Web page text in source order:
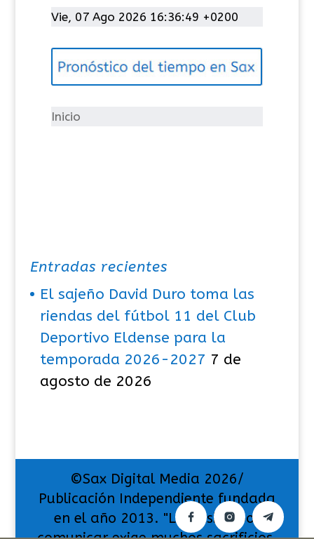
t
g
í
Vie, 07 Ago 2026 16:36:50 +0200
Inicio
Entradas recientes
El sajeño David Duro toma las
riendas del fútbol 11 del Club
Deportivo Eldense para la
temporada 2026-2027 7 de
agosto de 2026
©Sax Digital Media 2026/
Publicación Independiente fundada
en el año 2013. "La pasión por